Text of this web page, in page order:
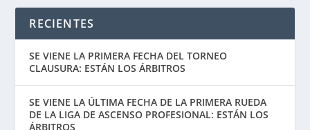
RECIENTES
SE VIENE LA PRIMERA FECHA DEL TORNEO
CLAUSURA: ESTÁN LOS ÁRBITROS
SE VIENE LA ÚLTIMA FECHA DE LA PRIMERA RUEDA
DE LA LIGA DE ASCENSO PROFESIONAL: ESTÁN LOS
ÁRBITROS